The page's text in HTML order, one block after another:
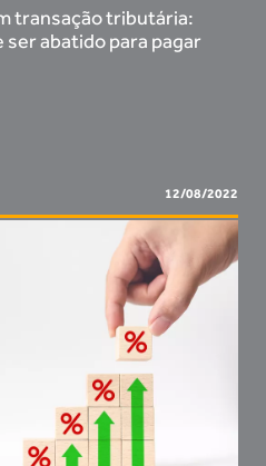
transação tributária:
abatido para pagar
12/08/2022